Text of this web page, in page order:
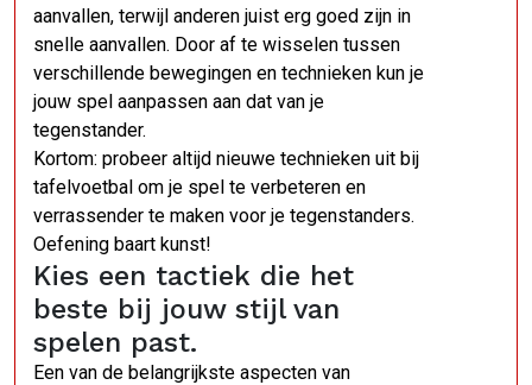
aanvallen, terwijl anderen juist erg goed zijn in
snelle aanvallen. Door af te wisselen tussen
verschillende bewegingen en technieken kun je
jouw spel aanpassen aan dat van je
tegenstander.
Kortom: probeer altijd nieuwe technieken uit bij
tafelvoetbal om je spel te verbeteren en
verrassender te maken voor je tegenstanders.
Oefening baart kunst!
Kies een tactiek die het
beste bij jouw stijl van
spelen past.
Een van de belangrijkste aspecten van